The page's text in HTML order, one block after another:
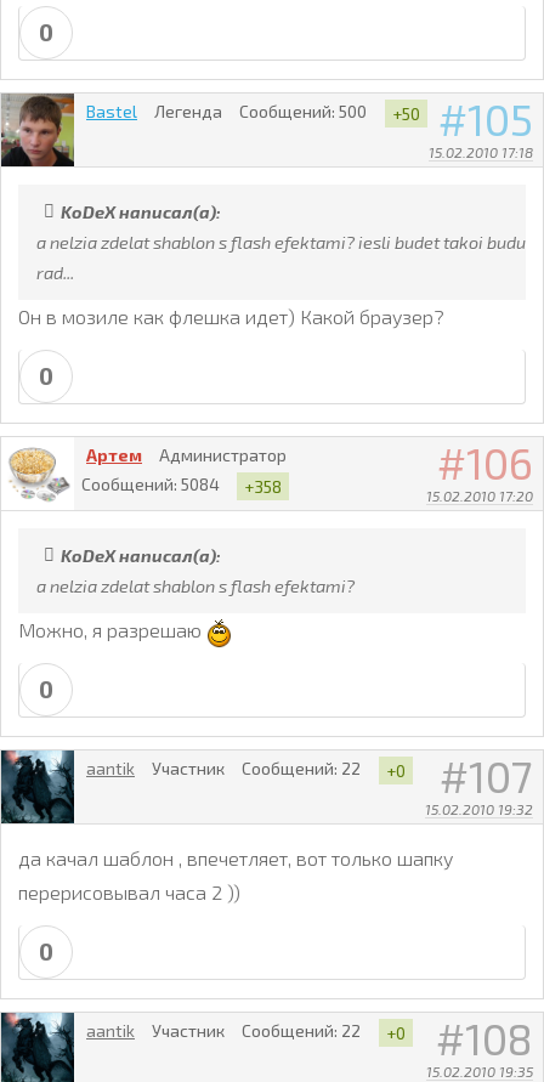
0
105
15.02.2010 17:18
Bastel Легенда Сообщений: 500 +50
KoDeX написал(а):
a nelzia zdelat shablon s flash efektami? iesli budet takoi budu
rad...
Он в мозиле как флешка идет) Какой браузер?
0
106
15.02.2010 17:20
Артем
Администратор
Сообщений: 5084 +358
KoDeX написал(а):
a nelzia zdelat shablon s flash efektami?
Можно, я разрешаю
0
107
15.02.2010 19:32
aantik Участник Сообщений: 22 +0
да качал шаблон , впечетляет, вот только шапку
перерисовывал часа 2 ))
0
108
15.02.2010 19:35
aantik Участник Сообщений: 22 +0